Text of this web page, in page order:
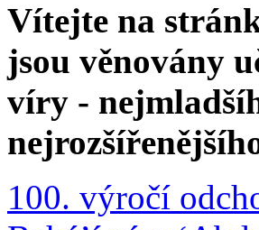
Vítejte na
jsou věnovány
víry -
100. výročí